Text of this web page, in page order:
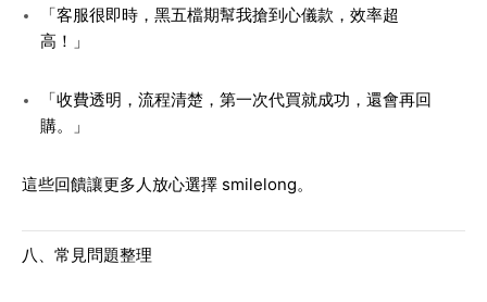
「客服很即時，黑五檔期幫我搶到心儀款，效率超
高！」
「收費透明，流程清楚，第一次代買就成功，還會再回
購。」
這些回饋讓更多人放心選擇 smilelong。
八、常見問題整理